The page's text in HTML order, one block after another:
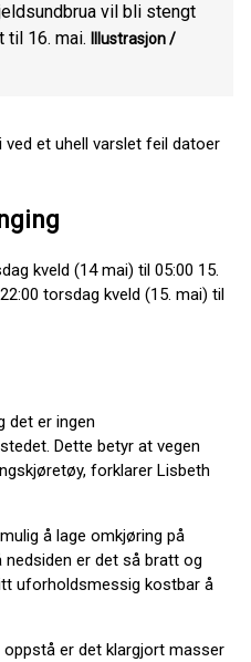
vil bli stengt
til 16. mai.
Illustrasjon /
ved et uhell varslet feil datoer
kveld (14 mai) til 05:00 15.
torsdag kveld (15. mai) til
det er ingen
Dette betyr at vegen
forklarer Lisbeth
å lage omkjøring på
nedsiden er det så bratt og
uforholdsmessig kostbar å
er det klargjort masser